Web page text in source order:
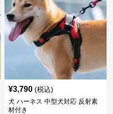
¥3,790 (税込)
犬 ハーネス 中型犬対応 反射素
材付き